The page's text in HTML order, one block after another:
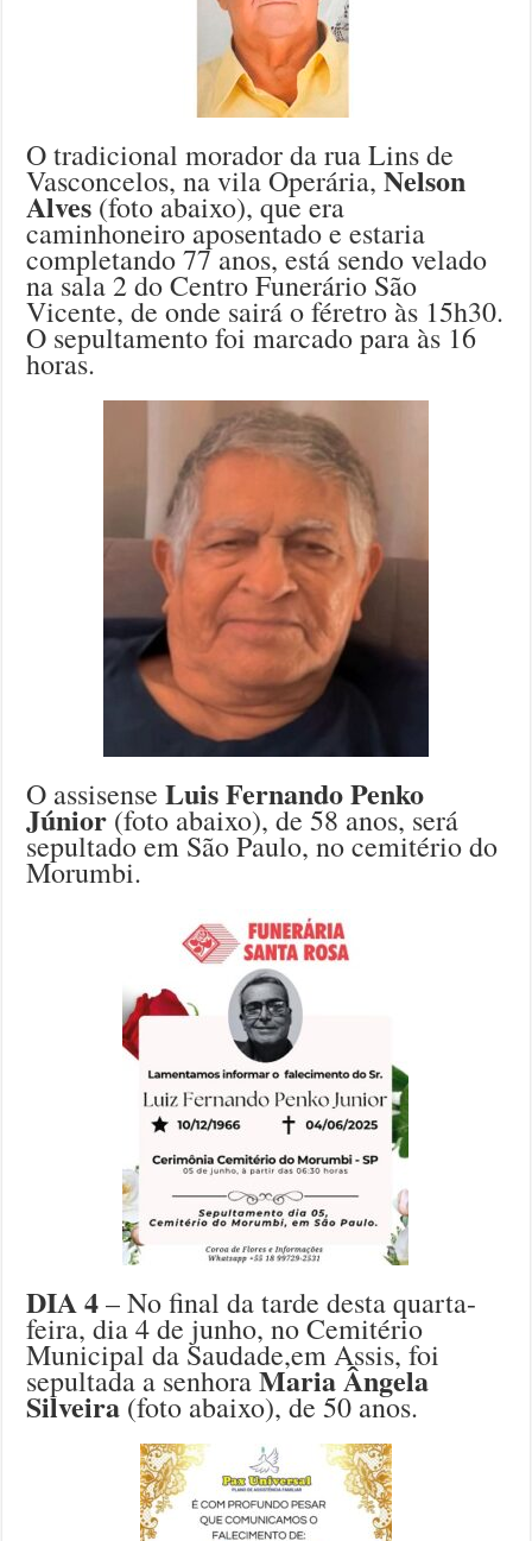
O tradicional morador da rua Lins de
Vasconcelos, na vila Operária,Nelson
Alves (foto abaixo), que era
caminhoneiro aposentado e estaria
completando 77 anos, está sendo velado
na sala 2 do Centro Funerário São
Vicente, de onde sairá o féretro às 15h30.
O sepultamento foi marcado para às 16
horas.
O assisenseLuis Fernando Penko
Júnior (foto abaixo), de 58 anos, será
sepultado em São Paulo, no cemitério do
Morumbi.
DIA 4– No final da tarde desta quarta-
feira, dia 4 de junho, no Cemitério
Municipal da Saudade,em Assis, foi
sepultada a senhoraMaria Ângela
Silveira (foto abaixo), de 50 anos.